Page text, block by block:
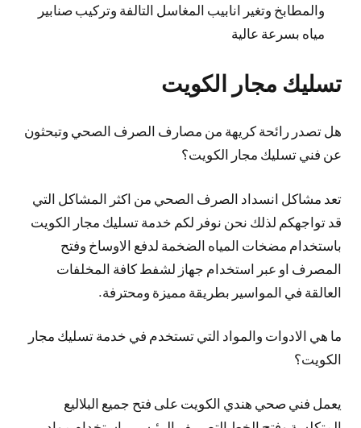
والمطابخ وتغير انابيب المغاسل التالفة وتركيب صنابير
مياه بسرعة عالية
تسليك مجار الكويت
هل تصدر رائحة كريهة من مصارف الصرف الصحي وتبحثون
عن فني تسليك مجار الكويت؟
تعد مشاكل انسداد الصرف الصحي من اكثر المشاكل التي
قد تواجهكم لذلك نحن نوفر لكم خدمة تسليك مجار الكويت
باستخدام مضخات المياه الضخمة لدفع الاوساخ وفتح
المصرف او عبر استخدام جهاز لشفط كافة المخلفات
العالقة في المواسير بطريقة مميزة ومحترفة.
ما هي الادوات والمواد التي تستخدم في خدمة تسليك مجار
الكويت؟
يعمل فني صحي هندي الكويت على فتح جميع البلاليع